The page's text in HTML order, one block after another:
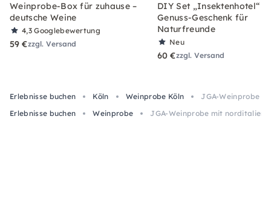
Weinprobe-Box für zuhause –
deutsche Weine
4,3Googlebewertung
59 €zzgl. Versand
DIY Set „Insektenhotel“ –
Genuss-Geschenk für
Naturfreunde
Neu
60 €zzgl. Versand
Erlebnisse buchen Köln Weinprobe Köln
JGA-Weinprobe
Erlebnisse buchen
Weinprobe JGA-Weinprobe mit